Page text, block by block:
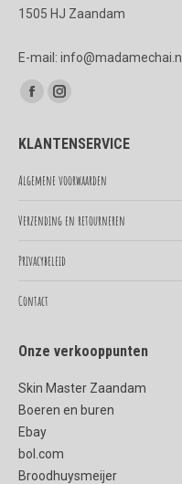
1505 HJ Zaandam
E-mail: info@madamechai.nl
Vind ons op:
Facebook
opens
in
window
Instagram
opens
in
window
KLANTENSERVICE
Algemene voorwaarden
Verzending en retourneren
Privacybeleid
Contact
Onze verkooppunten
Skin Master Zaandam
Boeren en buren
Ebay
bol.com
Broodhuysmeijer